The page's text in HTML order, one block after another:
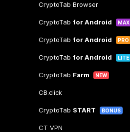
CryptoTab Browser
CryptoTab for Android MAX
CryptoTab for Android PRO
CryptoTab for Android LITE
CryptoTab Farm NEW
CB.click
CryptoTab START BONUS
CT VPN